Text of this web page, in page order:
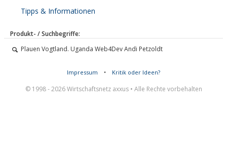
Tipps & Informationen
Produkt- / Suchbegriffe:
Plauen Vogtland. Uganda Web4Dev Andi Petzoldt
Impressum • Kritik oder Ideen?
© 1998 - 2026 Wirtschaftsnetz axxus • Alle Rechte vorbehalten